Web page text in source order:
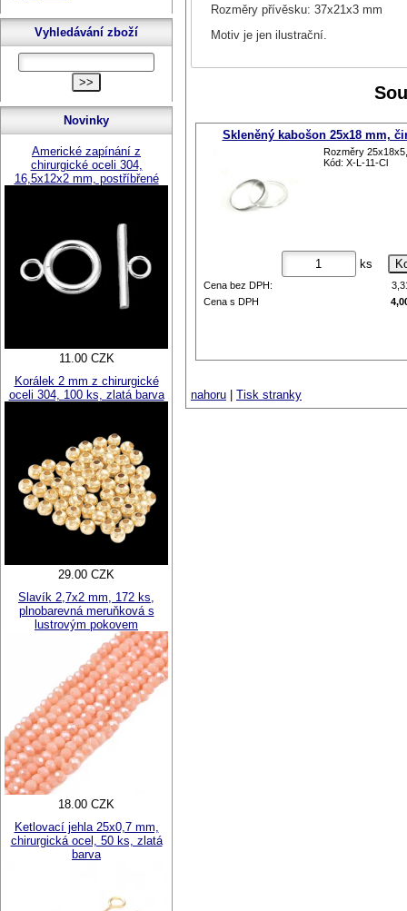
Rozměry přívěsku: 37x21x3 mm
Motiv je jen ilustrační.
Skleněný kabošon 25x18 mm,
Rozměry
Kód: X-L-11-Cl
ks
Cena bez DPH:
Cena s DPH
nahoru Tisk stranky
Vyhledávání zboží
Novinky
Americké zapínání z
chirurgické oceli 304,
16,5x12x2 mm, postříbřené
11.00 CZK
Korálek 2 mm z chirurgické
oceli 304, 100 ks, zlatá barva
29.00 CZK
Slavík 2,7x2 mm, 172 ks,
plnobarevná meruňková s
lustrovým pokovem
18.00 CZK
Ketlovací jehla 25x0,7 mm,
chirurgická ocel, 50 ks, zlatá
barva